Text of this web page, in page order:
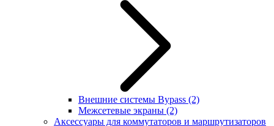
Внешние системы Bypass (2)
Межсетевые экраны (2)
Аксессуары для коммутаторов и маршрутизаторов